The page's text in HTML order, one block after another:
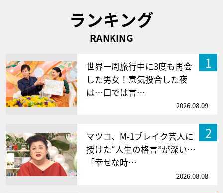
ランキング
RANKING
1
世界一周旅行中に3度も再会
した男女！意気投合した夜
は…口では言…
2026.08.09
2
マツコ、M-1ブレイク芸人に
授けた“人生の格言”が深い…
「幸せな時…
2026.08.08